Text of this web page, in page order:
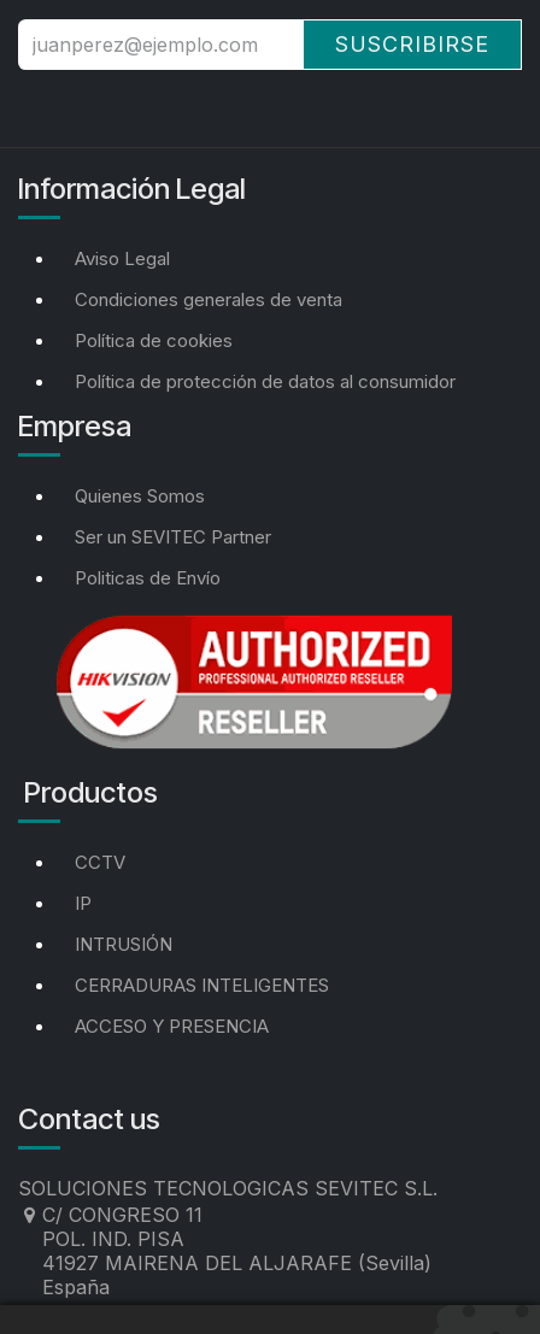
SUSCRIBIRSE
Información Legal
Aviso Legal
Condiciones generales de venta
Política de cookies
Política de protección de datos al consumidor
Empresa
Quienes Somos
Ser un SEVITEC Partner
Politicas de Envío
Productos
CCTV
IP
INTRUSIÓN
CERRADURAS INTELIGENTES
ACCESO Y PRESENCIA
Contact us
SOLUCIONES TECNOLOGICAS SEVITEC S.L.
C/ CONGRESO 11
POL. IND. PISA
41927 MAIRENA DEL ALJARAFE (Sevilla)
España